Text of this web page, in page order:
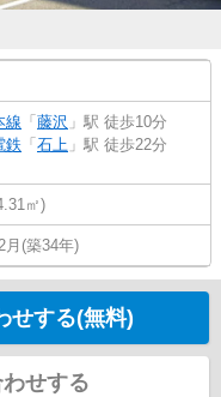
線 「 藤沢 」駅 徒歩10分
鉄 「 石上 」駅 徒歩22分
㎡)
月(築34年)
せする(無料)
せする